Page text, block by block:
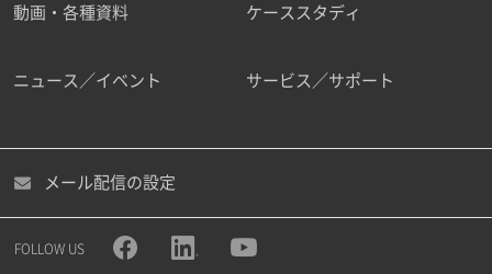
職種
所属部署
動画・各種資料 ケーススタディ
ニュース／イベント サービス／サポート
メール配信の設定
FOLLOW US